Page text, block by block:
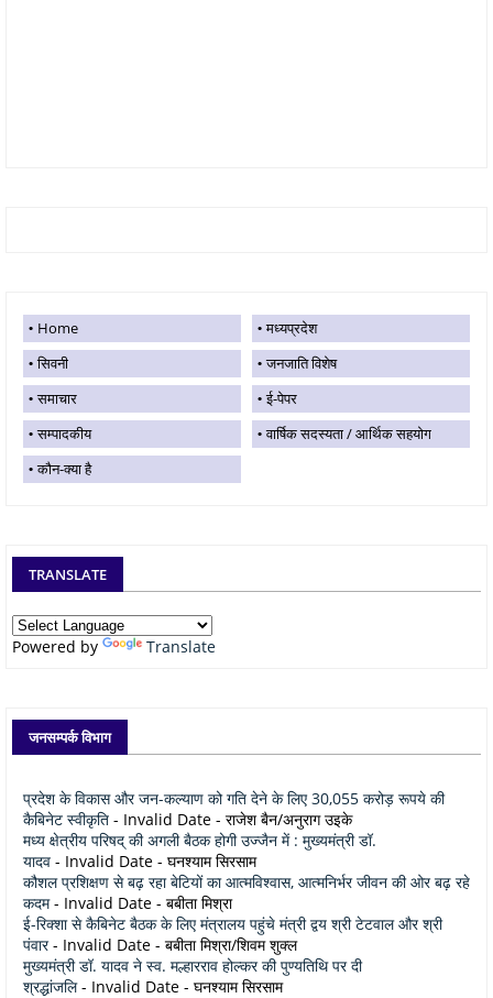
Home
मध्यप्रदेश
सिवनी
जनजाति विशेष
समाचार
ई-पेपर
सम्पादकीय
वार्षिक सदस्यता / आर्थिक सहयोग
कौन-क्या है
TRANSLATE
Powered by Translate
जनसम्पर्क विभाग
प्रदेश के विकास और जन-कल्याण को गति देने के लिए 30,055 करोड़ रूपये की
कैबिनेट स्वीकृति - Invalid Date - राजेश बैन/अनुराग उइके
मध्य क्षेत्रीय परिषद् की अगली बैठक होगी उज्जैन में : मुख्यमंत्री डॉ.
यादव - Invalid Date - घनश्याम सिरसाम
कौशल प्रशिक्षण से बढ़ रहा बेटियों का आत्मविश्वास, आत्मनिर्भर जीवन की ओर बढ़ रहे
कदम- Invalid Date - बबीता मिश्रा
ई-रिक्शा से कैबिनेट बैठक के लिए मंत्रालय पहुंचे मंत्री द्वय श्री टेटवाल और श्री
पंवार- Invalid Date - बबीता मिश्रा/शिवम शुक्ल
मुख्यमंत्री डॉ. यादव ने स्व. मल्हारराव होल्कर की पुण्यतिथि पर दी
श्रद्धांजलि- Invalid Date - घनश्याम सिरसाम